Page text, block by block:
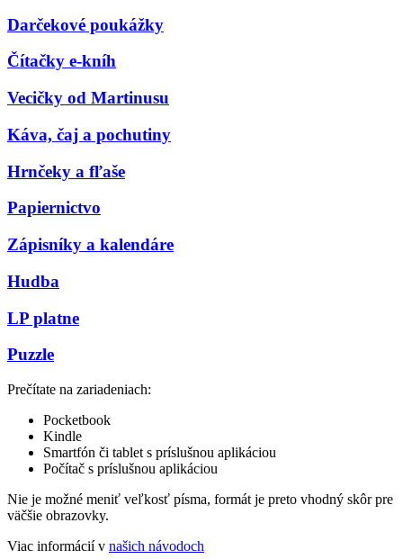
Darčekové poukážky
Čítačky e-kníh
Vecičky od Martinusu
Káva, čaj a pochutiny
Hrnčeky a fľaše
Papiernictvo
Zápisníky a kalendáre
Hudba
LP platne
Puzzle
Prečítate na zariadeniach:
Pocketbook
Kindle
Smartfón či tablet s príslušnou aplikáciou
Počítač s príslušnou aplikáciou
Nie je možné meniť veľkosť písma, formát je preto vhodný skôr pre
väčšie obrazovky.
Viac informácií v našich návodoch